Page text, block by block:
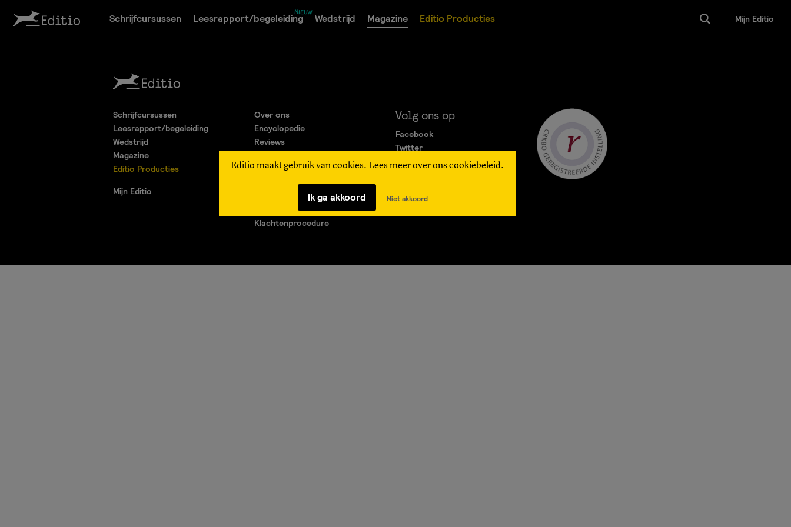
Schrijfcursussen Leesrapport/begeleiding Wedstrijd Magazine Editio Producties Mijn Editio
Editio maakt gebruik van cookies. Lees meer over ons cookiebeleid.
Ik ga akkoord Niet akkoord
Schrijfcursussen
Leesrapport/begeleiding
Wedstrijd
Magazine
Editio Producties
Mijn Editio
Over ons
Encyclopedie
Reviews
Algemene Voorwaarden
Privacy Statement
Vragen & Contact
Klachtenprocedure
Volg ons op
Facebook
Twitter
Instagram